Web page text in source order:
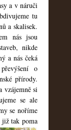
a v náruči
tu
a skalisek.
nás jsou
nikde
a nás čeká
o
přírody.
vzájemně si
se ale
se noříme
již tak poma